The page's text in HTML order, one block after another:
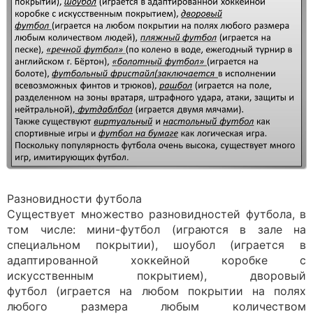
Разновидности футбола
Существует множество разновидностей футбола, в
том числе: мини-футбол (играются в зале на
специальном покрытии), шоубол (играется в
адаптированной хоккейной коробке с
искусственным покрытием), дворовый
футбол (играется на любом покрытии на полях
любого размера любым количеством